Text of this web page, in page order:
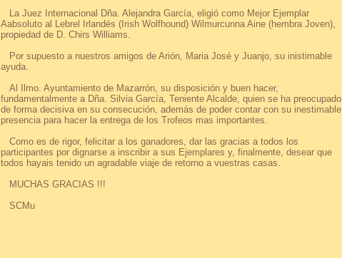
La Juez Internacional Dña. Alejandra García, eligió como Mejor Ejemplar
Aabsoluto al Lebrel Irlandés (Irish Wolfhound) Wilmurcunna Aine (hembra Joven),
propiedad de D. Chirs Williams.
Por supuesto a nuestros amigos de Arión, Maria José y Juanjo, su inistimable
ayuda.
Al Ilmo. Ayuntamiento de Mazarrón, su disposición y buen hacer,
fundamentalmente a Dña. Silvia García, Teniente Alcalde, quien se ha preocupado
de forma decisiva en su consecución, además de poder contar con su inestimable
presencia para hacer la entrega de los Trofeos mas importantes.
Como es de rigor, felicitar a los ganadores, dar las gracias a todos los
participantes por dignarse a inscribir a sus Ejemplares y, finalmente, desear que
todos hayais tenido un agradable viaje de retorno a vuestras casas.
MUCHAS GRACIAS !!!
SCMu